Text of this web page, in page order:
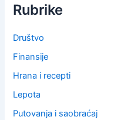
Rubrike
Društvo
Finansije
Hrana i recepti
Lepota
Putovanja i saobraćaj